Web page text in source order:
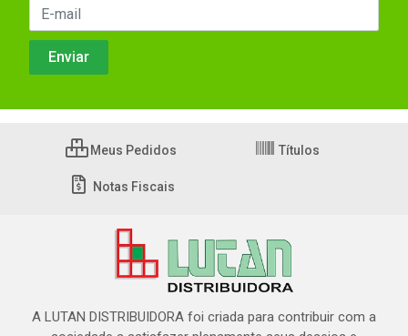
Meus Pedidos Títulos
Notas Fiscais
A LUTAN DISTRIBUIDORA foi criada para contribuir com a